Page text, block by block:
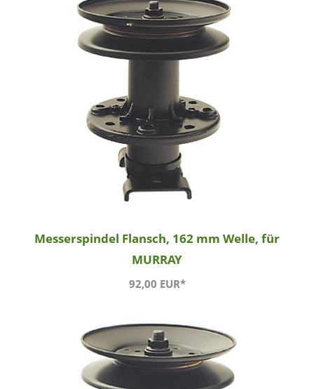
Messerspindel Flansch, 162 mm Welle, für
MURRAY
92,00 EUR*